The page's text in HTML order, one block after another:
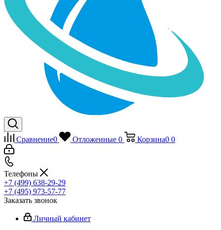
Сравнение0 Отложенные 0 Корзина0 0
Телефоны
+7 (499) 638-29-29
+7 (495) 973-57-77
Заказать звонок
Личный кабинет